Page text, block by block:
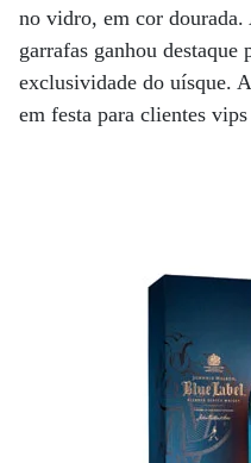
no vidro, em cor
garrafas ganhou destaque
exclusividade do uísque.
em festa para clientes